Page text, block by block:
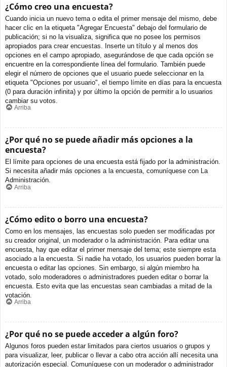
¿Cómo creo una encuesta?
Cuando inicia un nuevo tema o edita el primer mensaje del mismo, debe
hacer clic en la etiqueta "Agregar Encuesta" debajo del formulario de
publicación; si no la visualiza, significa que no posee los permisos
apropiados para crear encuestas. Inserte un título y al menos dos
opciones en el campo apropiado, asegurándose de que cada opción se
encuentre en la correspondiente línea del formulario. También puede
elegir el número de opciones que el usuario puede seleccionar en la
etiqueta "Opciones por usuario", el tiempo límite en días para la encuesta
(0 para duración infinita) y por último la opción de permitir a lo usuarios
cambiar su votos.
Arriba
¿Por qué no se puede añadir más opciones a la
encuesta?
El límite para opciones de una encuesta está fijado por la administración.
Si necesita añadir más opciones a la encuesta, comuníquese con La
Administración.
Arriba
¿Cómo edito o borro una encuesta?
Como en los mensajes, las encuestas solo pueden ser modificadas por
su creador original, un moderador o la administración. Para editar una
encuesta, hay que editar el primer mensaje del tema; este siempre esta
asociado a la encuesta. Si nadie ha votado, los usuarios pueden borrar la
encuesta o editar las opciones. Sin embargo, si algún miembro ha
votado, solo moderadores o administradores pueden editar o borrar la
encuesta. Esto evita que las encuestas sean cambiadas a mitad de la
votación.
Arriba
¿Por qué no se puede acceder a algún foro?
Algunos foros pueden estar limitados para ciertos usuarios o grupos y
para visualizar, leer, publicar o llevar a cabo otra acción allí necesita una
autorización especial. Comuníquese con un moderador o administrador